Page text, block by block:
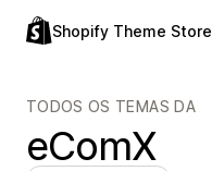
Shopify Theme Store
TODOS OS TEMAS DA
eComX